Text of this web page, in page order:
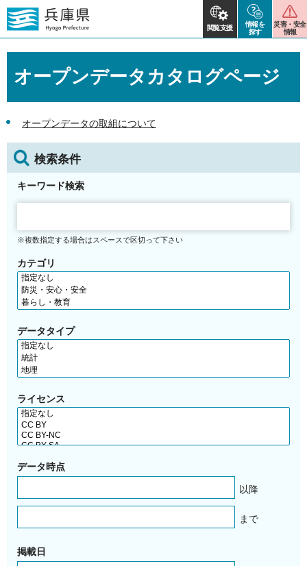
閲覧支援
情報を
探す
災害・安全
情報
オープンデータカタログページ
オープンデータの取組について
検索条件
キーワード検索
※複数指定する場合はスペースで区切って下さい
カテゴリ
データタイプ
ライセンス
データ時点
以降
まで
掲載日